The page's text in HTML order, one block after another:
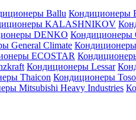
Ballu Кондиционеры
KALASHNIKOV
DENKO Кондиционеры
General Climate
ECOSTAR
Кондиционеры Lessar
Thaicon Кондиционеры
Mitsubishi Heavy Industries